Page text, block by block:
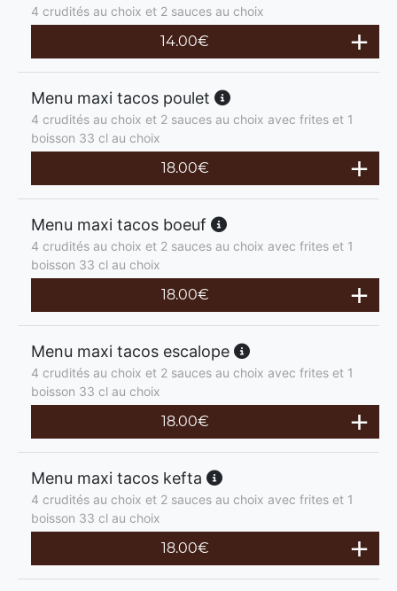
4 crudités au choix et 2 sauces au choix
14.00€
Menu maxi tacos poulet
4 crudités au choix et 2 sauces au choix avec frites et 1
boisson 33 cl au choix
18.00€
Menu maxi tacos boeuf
4 crudités au choix et 2 sauces au choix avec frites et 1
boisson 33 cl au choix
18.00€
Menu maxi tacos escalope
4 crudités au choix et 2 sauces au choix avec frites et 1
boisson 33 cl au choix
18.00€
Menu maxi tacos kefta
4 crudités au choix et 2 sauces au choix avec frites et 1
boisson 33 cl au choix
18.00€